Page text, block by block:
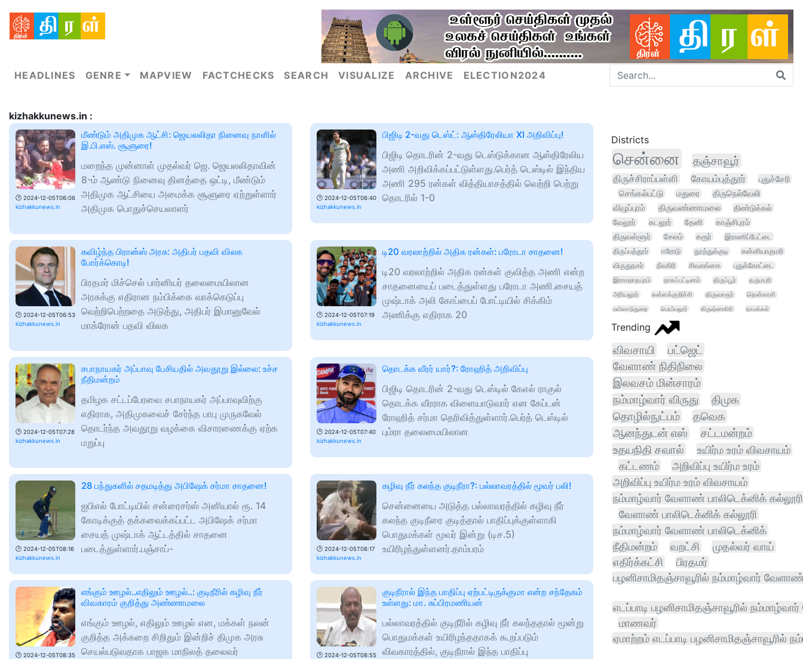
HEADLINES GENRE MAPVIEW FACTCHECKS SEARCH VISUALIZE ARCHIVE ELECTION2024
kizhakkunews.in :
🕑 2024-12-05T06:06
kizhakkunews.in
மீண்டும் அதிமுக ஆட்சி: ஜெயலலிதா நினைவு நாளில்
இ.பி.எஸ். சூளுரை!
மறைந்த முன்னாள் முதல்வர் ஜெ. ஜெயலலிதாவின்
8-ம் ஆண்டு நினைவு தினத்தை ஒட்டி, மீண்டும்
அதிமுக ஆட்சியை அமைக்க சூளுரை ஏற்றுள்ளார்
அதிமுக பொதுச்செயலாளர்
🕑 2024-12-05T06:40
kizhakkunews.in
பிஜிடி 2-வது டெஸ்ட்: ஆஸ்திரேலியா XI அறிவிப்பு!
பிஜிடி தொடரின் 2-வது டெஸ்டுக்கான ஆஸ்திரேலிய
அணி அறிவிக்கப்பட்டுள்ளது.பெர்த் டெஸ்டில் இந்திய
அணி 295 ரன்கள் வித்தியாசத்தில் வெற்றி பெற்று
தொடரில் 1-0
🕑 2024-12-05T06:53
kizhakkunews.in
கவிழ்ந்த பிரான்ஸ் அரசு: அதிபர் பதவி விலக
போர்க்கொடி!
பிரதமர் மிச்செல் பார்னியர் தலைமையிலான
அரசுக்கு எதிரான நம்பிக்கை வாக்கெடுப்பு
வெற்றிபெற்றதை அடுத்து, அதிபர் இமானுவேல்
மாக்ரோன் பதவி விலக
🕑 2024-12-05T07:19
kizhakkunews.in
டி20 வரலாற்றில் அதிக ரன்கள்: பரோடா சாதனை!
டி20 வரலாற்றில் அதிக ரன்கள் குவித்த அணி என்ற
சாதனையைப் படைத்துள்ளது பரோடா அணி.சையத்
முஷ்டாக் அலி கோப்பைப் போட்டியில் சிக்கிம்
அணிக்கு எதிராக 20
🕑 2024-12-05T07:28
kizhakkunews.in
சபாநாயகர் அப்பாவு பேசியதில் அவதூறு இல்லை: உச்ச
நீதிமன்றம்
தமிழக சட்டப்பேரவை சபாநாயகர் அப்பாவுவிற்கு
எதிராக, அதிமுகவைச் சேர்ந்த பாபு முருகவேல்
தொடர்ந்த அவதூறு வழக்கை விசாரணைக்கு ஏற்க
மறுப்பு
🕑 2024-12-05T07:40
kizhakkunews.in
தொடக்க வீரர் யார்?: ரோஹித் அறிவிப்பு
பிஜிடி தொடரின் 2-வது டெஸ்டில் கேஎல் ராகுல்
தொடக்க வீரராக விளையாடுவார் என கேப்டன்
ரோஹித் சர்மா தெரிவித்துள்ளார்.பெர்த் டெஸ்டில்
பும்ரா தலைமையிலான
🕑 2024-12-05T08:16
kizhakkunews.in
28 பந்துகளில் சதமடித்து அபிஷேக் சர்மா சாதனை!
ஐபிஎல் போட்டியில் சன்ரைசர்ஸ் அனியால் ரூ. 14
கோடிக்குத் தக்கவைக்கப்பட்ட அபிஷேக் சர்மா
சையத் முஷ்டாக் ஆட்டத்தில் சாதனை
படைத்துள்ளார்.பஞ்சாப்-
🕑 2024-12-05T08:17
kizhakkunews.in
கழிவு நீர் கலந்த குடிநீரா?: பல்லாவரத்தில் மூவர் பலி!
சென்னையை அடுத்த பல்லாவரத்தில் கழிவு நீர்
கலந்த குடிநீரை குடித்தால் பாதிப்புக்குள்ளாகி
பொதுமக்கள் மூவர் இன்று (டிச.5)
உயிரிழந்துள்ளனர்.தாம்பரம்
🕑 2024-12-05T08:35
எங்கும் ஊழல்..எதிலும் ஊழல்..: குடிநீரில் கழிவு நீர்
விவகாரம் குறித்து அண்ணாமலை
எங்கும் ஊழல், எதிலும் ஊழல் என, மக்கள் நலன்
குறித்த அக்கறை சிறிதும் இன்றிச் திமுக அரசு
செயல்படுவதாக பாஜக மாநிலத் தலைவர்
🕑 2024-12-05T08:55
குடிநீரால் இந்த பாதிப்பு ஏற்பட்டிருக்குமா என்ற சந்தேகம்
உள்ளது: மா. சுப்பிரமணியன்
பல்லாவரத்தில் குடிநீரில் கழிவு நீர் கலந்ததால் மூன்று
பொதுமக்கள் உயிரிழந்ததாகக் கூறப்படும்
விவகாரத்தில், குடிநீரால் இந்த பாதிப்பு
Districts
சென்னை தஞ்சாவூர்
திருச்சிராப்பள்ளி கோயம்புத்தூர்
புதுச்சேரி
செங்கல்பட்டு
மதுரை
திருநெல்வேலி
விழுப்புரம்
திருவண்ணாமலை
திண்டுக்கல்
வேலூர்
கடலூர் தேனி
காஞ்சிபுரம்
திருவள்ளூர்
சேலம் கரூர்
இராணிப்பேட்டை
திருப்பத்தூர்
ஈரோடு தூத்துக்குடி
கன்னியாகுமரி
விருதுநகர்
நீலகிரி சிவகங்கை
புதுக்கோட்டை
இராமநாதபுரம்
நாகப்பட்டினம் திருப்பூர்
தருமபுரி
அரியலூர்
கள்ளக்குறிச்சி திருவாரூர் தென்காசி
மயிலாடுதுறை பெரம்பலூர் கிருஷ்ணகிரி நாமக்கல்
Trending
விவசாயி பட்ஜெட்
வேளாண் நிதிநிலை
இலவசம் மின்சாரம்
நம்மாழ்வார் விருது
திமுக
தொழில்நுட்பம்
தவெக
ஆனந்துடன் எஸ்
சட்டமன்றம்
உதயநிதி சவால்
உயிர்ம உரம் விவசாயம்
கட்டணம்
அறிவிப்பு உயிர்ம உரம்
அறிவிப்பு உயிர்ம உரம் விவசாயம்
நம்மாழ்வார் வேளாண் பாலிடெக்னிக் கல்லூரி
வேளாண் பாலிடெக்னிக் கல்லூரி
நம்மாழ்வார் வேளாண் பாலிடெக்னிக்
நீதிமன்றம் வறட்சி
முதல்வர் வாய்
எதிர்க்கட்சி
பிரதமர்
பழனிசாமிதஞ்சாவூரில் நம்மாழ்வார்
எடப்பாடி பழனிசாமிதஞ்சாவூரில்
மாணவர்
ஏமாற்றம் எடப்பாடி பழனிசாமிதஞ்சாவூரில்